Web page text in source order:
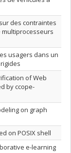
des contraintes
usagers dans un
of Web
by ccope-
on graph
on POSIX shell
e-learning